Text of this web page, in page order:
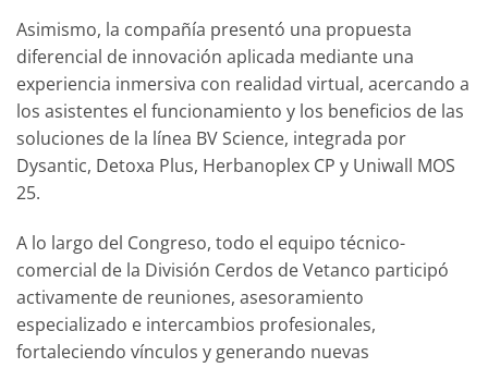
Asimismo, la compañía presentó una propuesta
diferencial de innovación aplicada mediante una
experiencia inmersiva con realidad virtual, acercando a
los asistentes el funcionamiento y los beneficios de las
soluciones de la línea BV Science, integrada por
Dysantic, Detoxa Plus, Herbanoplex CP y Uniwall MOS
25.
A lo largo del Congreso, todo el equipo técnico-
comercial de la División Cerdos de Vetanco participó
activamente de reuniones, asesoramiento
especializado e intercambios profesionales,
fortaleciendo vínculos y generando nuevas